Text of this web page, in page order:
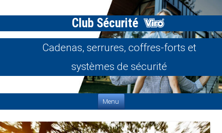
Club Sécurité
Cadenas, serrures, coffres-forts et
systèmes de sécurité
Menu